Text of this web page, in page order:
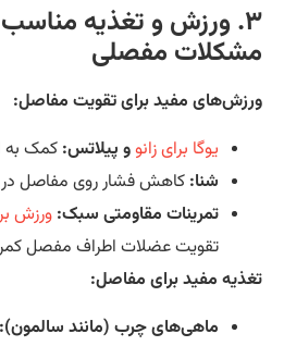
۳. ورزش و تغذیه مناسب
مفصلی
مفید برای تقویت مفاصل:
یوگا برای زانوو پیلاتس:کمک به
شنا: کاهش فشار روی مفاصل در
تمرینات مقاومتی سبک:ورزش برای
تقویت عضلات اطراف مفصل کمر
مفید برای مفاصل:
ماهی‌های چرب (مانند سالمون):